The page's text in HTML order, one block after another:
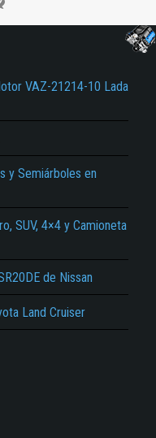
VAZ-21214-10 Lada
y Semiárboles en
SUV, 4×4 y Camioneta
de Nissan
Land Cruiser
son erróneos.
el contenido.